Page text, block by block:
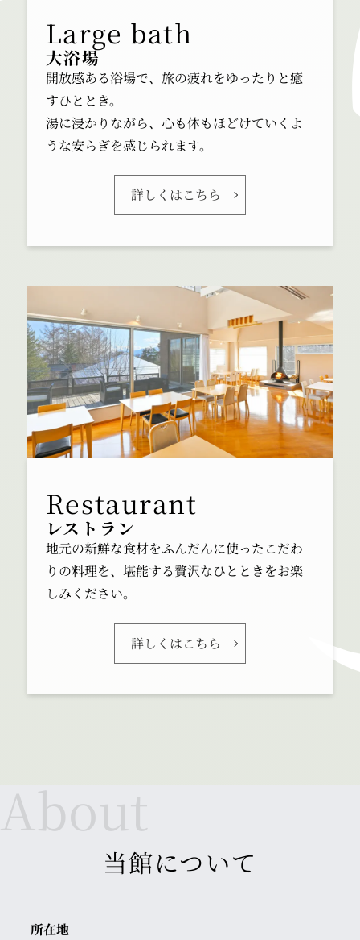
大浴場
開放感ある浴場で、旅の疲れをゆったりと癒
すひととき。
湯に浸かりながら、心も体もほどけていくよ
うな安らぎを感じられます。
詳しくはこちら
レストラン
地元の新鮮な食材をふんだんに使ったこだわ
りの料理を、堪能する贅沢なひとときをお楽
しみください。
詳しくはこちら
当館について
所在地